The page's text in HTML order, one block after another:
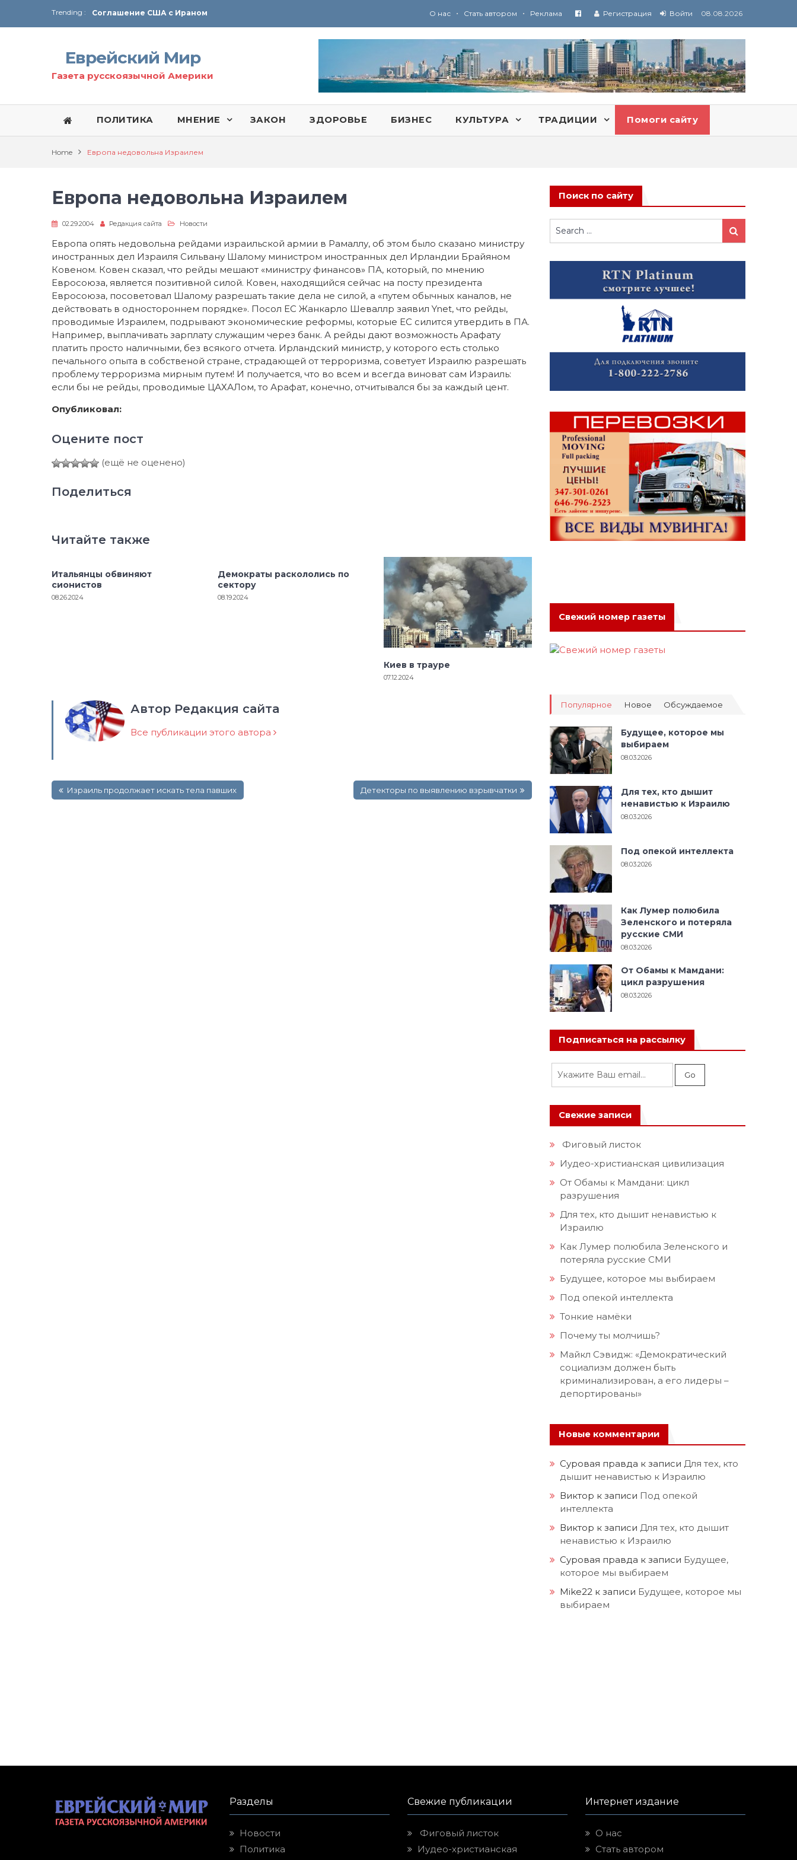
Trending :
Соглашение США с Ираном
Технология Революции в Иране
Ю
ридические услуги адвокатской коллегии «Эли Гервиц»: полное сопровождение на всех этапах
От Ирана до Ливана и Газы
О нас • Стать автором • Реклама Регистрация Войти 08.08.2026
Еврейский Мир
Газета русскоязычной Америки
ПОЛИТИКА МНЕНИЕ ЗАКОН ЗДОРОВЬЕ БИЗНЕС КУЛЬТУРА ТРАДИЦИИ Помоги сайту
Home Европа недовольна Израилем
Европа недовольна Израилем
02.29.2004 Редакция сайта Новости
Европа опять недовольна рейдами израильской армии в Рамаллу, об этом было сказано министру
иностранных дел Израиля Сильвану Шалому министром иностранных дел Ирландии Брайяном
Ковеном. Ковен сказал, что рейды мешают «министру финансов» ПА, который, по мнению
Евросоюза, является позитивной силой. Ковен, находящийся сейчас на посту президента
Евросоюза, посоветовал Шалому разрешать такие дела не силой, а «путем обычных каналов, не
действовать в одностороннем порядке». Посол ЕС Жанкарло Шеваллр заявил Ynet, что рейды,
проводимые Израилем, подрывают экономические реформы, которые ЕС силится утвердить в ПА.
Например, выплачивать зарплату служащим через банк. А рейды дают возможность Арафату
платить просто наличными, без всякого отчета. Ирландский министр, у которого есть столько
печального опыта в собственой стране, страдающей от терроризма, советует Израилю разрешать
проблему терроризма мирным путем! И получается, что во всем и всегда виноват сам Израиль:
если бы не рейды, проводимые ЦАХАЛом, то Арафат, конечно, отчитывался бы за каждый цент.
Опубликовал:
Оцените пост
(ещё не оценено)
Поделиться
Читайте также
Итальянцы обвиняют
сионистов
08.26.2024
Демократы раскололись по
сектору
08.19.2024
Киев в трауре
07.12.2024
Автор Редакция сайта
Все публикации этого автора
по Израиль продолжает искать тела павших Детекторы по выявлению взрывчатки
Поиск по сайту
Search
for:
Search
Свежий номер газеты
Популярное Новое Обсуждаемое
Будущее, которое мы
выбираем
08.03.2026
Для тех, кто дышит
ненавистью к Израилю
08.03.2026
Под опекой интеллекта
08.03.2026
Как Лумер полюбила
Зеленского и потеряла
русские СМИ
08.03.2026
От Обамы к Мамдани:
цикл разрушения
08.03.2026
Подписаться на рассылку
Свежие записи
Фиговый листок
Иудео-христианская цивилизация
От Обамы к Мамдани: цикл
разрушения
Для тех, кто дышит ненавистью к
Израилю
Как Лумер полюбила Зеленского и
потеряла русские СМИ
Будущее, которое мы выбираем
Под опекой интеллекта
Тонкие намёки
Почему ты молчишь?
Майкл Сэвидж: «Демократический
социализм должен быть
криминализирован, а его лидеры –
депортированы»
Новые комментарии
Суровая правда к записи Для тех, кто
дышит ненавистью к Израилю
Виктор к записи Под опекой
интеллекта
Виктор к записи Для тех, кто дышит
ненавистью к Израилю
Суровая правда к записи Будущее,
которое мы выбираем
Mike22 к записи Будущее, которое мы
выбираем
Разделы
Новости
Политика
Свежие публикации
Фиговый листок
Иудео-христианская
Интернет издание
О нас
Стать автором